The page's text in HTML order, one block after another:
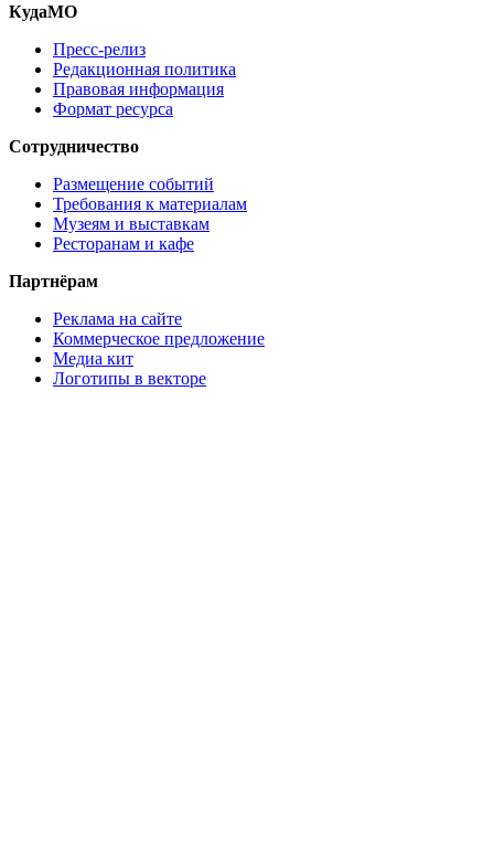
КудаМО
Пресс-релиз
Редакционная политика
Правовая информация
Формат ресурса
Сотрудничество
Размещение событий
Требования к материалам
Музеям и выставкам
Ресторанам и кафе
Партнёрам
Реклама на сайте
Коммерческое предложение
Медиа кит
Логотипы в векторе